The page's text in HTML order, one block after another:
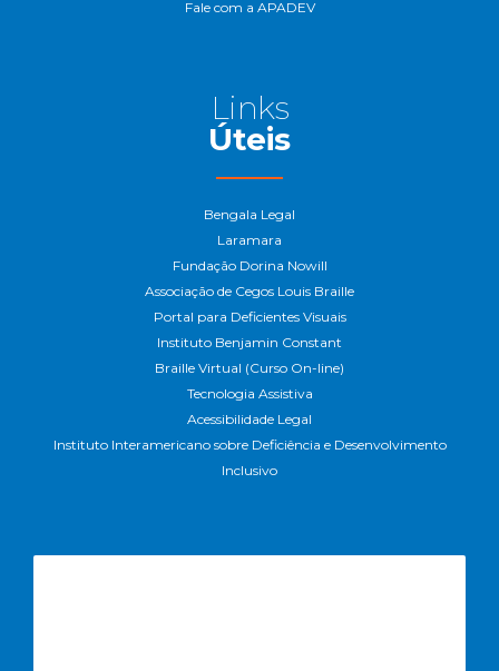
Fale com a APADEV
Links
Úteis
Bengala Legal
Laramara
Fundação Dorina Nowill
Associação de Cegos Louis Braille
Portal para Deficientes Visuais
Instituto Benjamin Constant
Braille Virtual (Curso On-line)
Tecnologia Assistiva
Acessibilidade Legal
Instituto Interamericano sobre Deficiência e Desenvolvimento
Inclusivo